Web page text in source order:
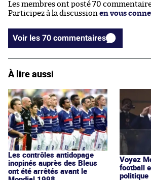
Les membres ont posté 70
Participez à la discussion en vous
Voir les 70 commentaires
À lire aussi
Les contrôles antidopage
inopinés auprès des Bleus
ont été arrêtés avant le
Voyez
football
politique